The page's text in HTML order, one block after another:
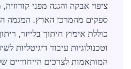
ציפוי אבקה והגנה מפני
ספקים מהמרכז הארץ. המגמה
כוללת אימוץ חיתוך בלייזר,
וטכנולוגיות עיבוד דיגיטליות
המותאמות לצרכים הייחודיים